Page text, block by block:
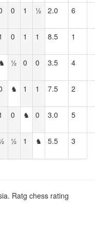
0 1 ½ 2.0 6
0 1 1 8.5 1
♞ ½ 0 0 3.5 4
♞ 1 1 7.5 2
0 ♞ 0 3.0 5
½ 1 ♞ 5.5 3
Ratg chess rating